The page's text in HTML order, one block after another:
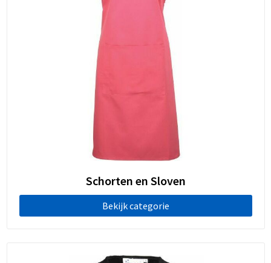
Schorten en Sloven
Bekijk categorie